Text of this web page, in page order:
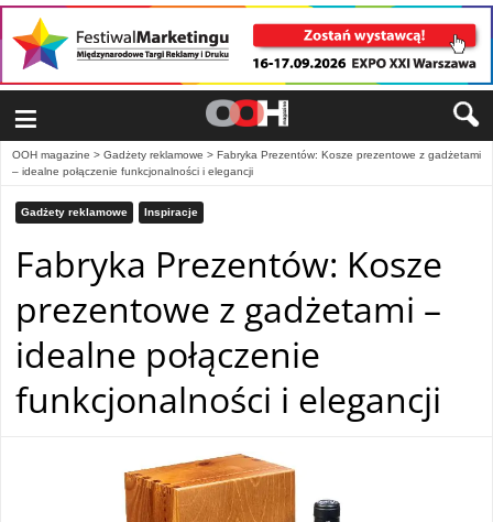
≡
OOH magazine > Gadżety reklamowe > Fabryka Prezentów: Kosze prezentowe z gadżetami
– idealne połączenie funkcjonalności i elegancji
Gadżety reklamowe Inspiracje
Fabryka Prezentów: Kosze
prezentowe z gadżetami –
idealne połączenie
funkcjonalności i elegancji